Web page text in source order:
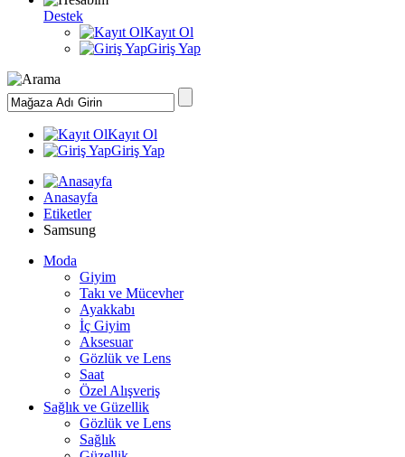
Destek
Kayıt Ol
Giriş Yap
Kayıt Ol
Giriş Yap
Anasayfa
Etiketler
Samsung
Moda
Giyim
Takı ve Mücevher
Ayakkabı
İç Giyim
Aksesuar
Gözlük ve Lens
Saat
Özel Alışveriş
Sağlık ve Güzellik
Gözlük ve Lens
Sağlık